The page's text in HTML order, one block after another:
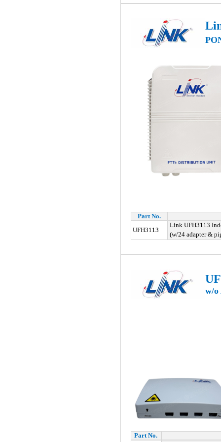
Part No.
UFH3113
Link UFH3113
(w/24 adapter &
w/o
Part No.